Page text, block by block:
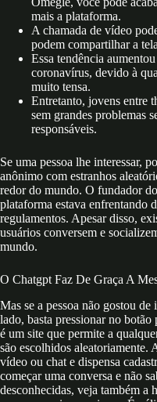
mais a plataforma.
A chamada de vídeo
podem compartilhar a
Essa tendência
coronavírus, devido à
muito tensa.
Entretanto, jovens entre
sem grandes problemas
responsáveis.
Se uma pessoa lhe interessar,
anônimo com estranhos
redor do mundo. O fundador
plataforma estava enfrentando
regulamentos. Apesar disso,
usuários conversem e
mundo.
O Chatgpt Faz De Graça A
Mas se a pessoa não gostou
lado, basta pressionar no
é um site que permite a
são escolhidos aleatoriamente.
vídeo ou chat e dispensa
começar uma conversa e não
desconhecidas, veja também a